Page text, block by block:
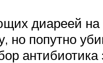
диареей
но попутно
антибиотика